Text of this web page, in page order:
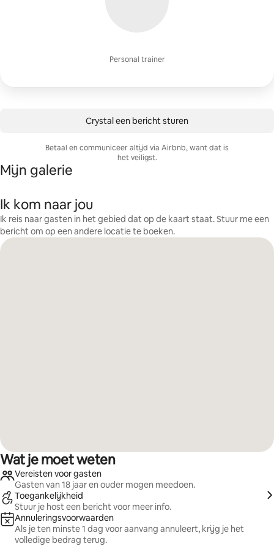
Personal trainer
Crystal een bericht sturen
Betaal en communiceer altijd via Airbnb, want dat is
het veiligst.
Mijn galerie
Ik kom naar jou
Ik reis naar gasten in het gebied dat op de kaart staat. Stuur me een
bericht om op een andere locatie te boeken.
Wat je moet weten
Vereisten voor gasten
Gasten van 18 jaar en ouder mogen meedoen.
Toegankelijkheid
Stuur je host een bericht voor meer info.
Annuleringsvoorwaarden
Als je ten minste 1 dag voor aanvang annuleert, krijg je het
volledige bedrag terug.